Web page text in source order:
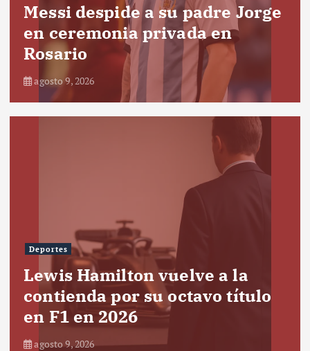
Messi despide a su padre Jorge
en ceremonia privada en
Rosario
agosto 9, 2026
Deportes
Lewis Hamilton vuelve a la
contienda por su octavo título
en F1 en 2026
agosto 9, 2026